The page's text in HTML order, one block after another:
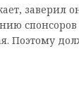
Поэтому